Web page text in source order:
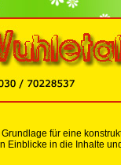
für eine
Einblicke in die Inhalte